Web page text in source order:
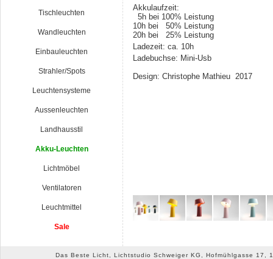
Tischleuchten
Wandleuchten
Einbauleuchten
Strahler/Spots
Leuchtensysteme
Aussenleuchten
Landhausstil
Akku-Leuchten
Lichtmöbel
Ventilatoren
Leuchtmittel
Sale
Akkulaufzeit:
5h bei 100% Leistung
10h bei 50% Leistung
20h bei 25% Leistung
Ladezeit: ca. 10h
Ladebuchse: Mini-Usb
Design: Christophe Mathieu 2017
Das Beste Licht, Lichtstudio Schweiger KG, Hofmühlgasse